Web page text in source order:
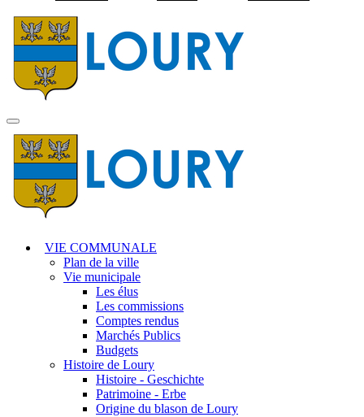
MENU
PRINCIPAL
VIE COMMUNALE
Plan de la ville
Vie municipale
Les élus
Les commissions
Comptes rendus
Marchés Publics
Budgets
Histoire de Loury
Histoire - Geschichte
Patrimoine - Erbe
Origine du blason de Loury